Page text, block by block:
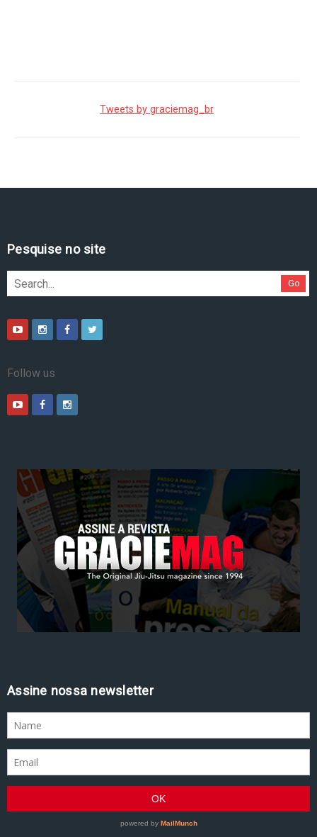
Tweets by graciemag_br
Pesquise no site
Go
Follow us
Assine nossa newsletter